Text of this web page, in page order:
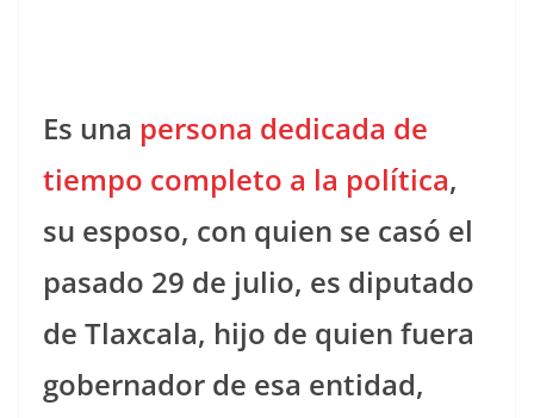
Es una persona dedicada de
tiempo completo a la política,
su esposo, con quien se casó el
pasado 29 de julio, es diputado
de Tlaxcala, hijo de quien fuera
gobernador de esa entidad,